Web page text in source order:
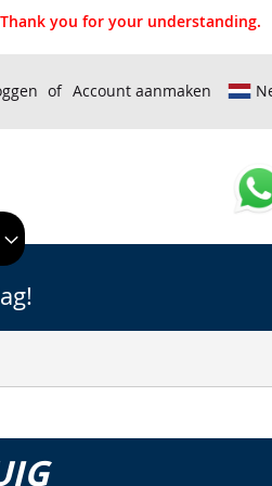
you for your understanding.
Account aanmaken